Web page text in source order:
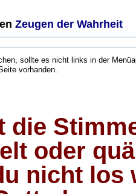
Zeugen der Wahrheit
sollte es nicht links in der
vorhanden..
die
oder
nicht los